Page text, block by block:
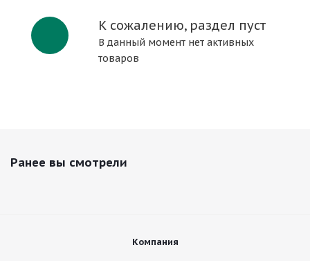
К сожалению, раздел пуст
В данный момент нет активных
товаров
Ранее вы смотрели
Компания